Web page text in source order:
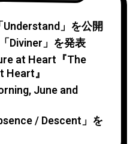
」を公開
Diviner」を発表
at Heart『The
Heart』
June and
/ Descent」を